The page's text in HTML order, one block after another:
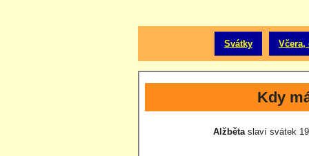
Svátky Včera,
Kdy
Alžbětaslaví svátek